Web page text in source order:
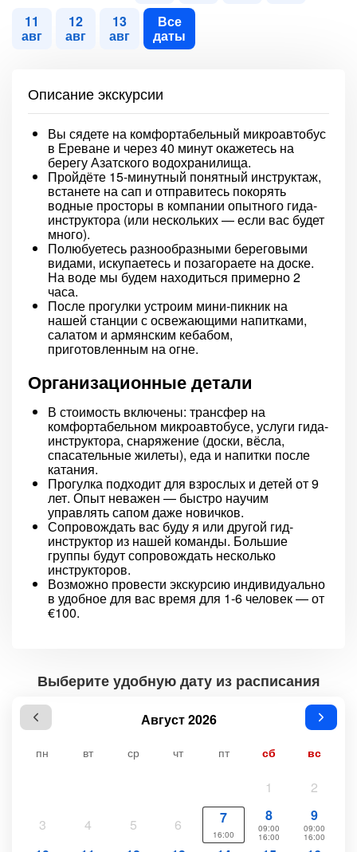
11
авг
12
авг
13
авг
Все
даты
Описание экскурсии
Вы сядете на комфортабельный микроавтобус
в Ереване и через 40 минут окажетесь на
берегу Азатского водохранилища.
Пройдёте 15-минутный понятный инструктаж,
встанете на сап и отправитесь покорять
водные просторы в компании опытного гида-
инструктора (или нескольких — если вас будет
много).
Полюбуетесь разнообразными береговыми
видами, искупаетесь и позагораете на доске.
На воде мы будем находиться примерно 2
часа.
После прогулки устроим мини-пикник на
нашей станции с освежающими напитками,
салатом и армянским кебабом,
приготовленным на огне.
Организационные детали
В стоимость включены: трансфер на
комфортабельном микроавтобусе, услуги гида-
инструктора, снаряжение (доски, вёсла,
спасательные жилеты), еда и напитки после
катания.
Прогулка подходит для взрослых и детей от 9
лет. Опыт неважен — быстро научим
управлять сапом даже новичков.
Сопровождать вас буду я или другой гид-
инструктор из нашей команды. Большие
группы будут сопровождать несколько
инструкторов.
Возможно провести экскурсию индивидуально
в удобное для вас время для 1-6 человек — от
€100.
Выберите удобную дату из расписания
Август 2026
пн вт ср чт пт сб вс
1 2
3 4 5 6 7
16:00
8
09:00
16:00
9
09:00
16:00